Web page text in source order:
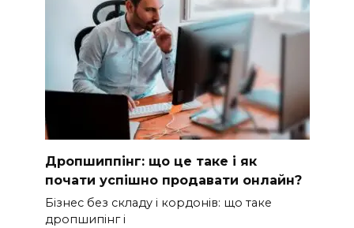
Дропшиппінг: що це таке і як
почати успішно продавати онлайн?
Бізнес без складу і кордонів: що таке
дропшипінг і